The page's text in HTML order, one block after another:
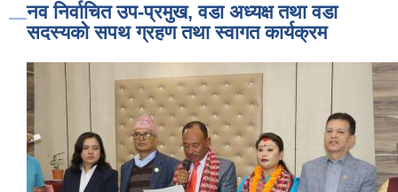
नव निर्वाचित उप-प्रमुख, वडा अध्यक्ष तथा वडा
सदस्यको सपथ ग्रहण तथा स्वागत कार्यक्रम